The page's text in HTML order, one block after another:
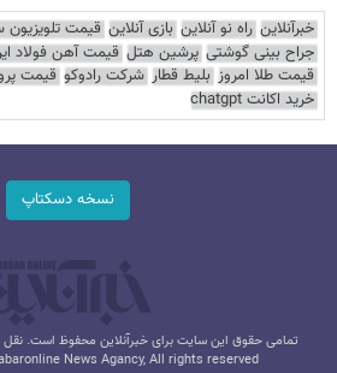
خبرآنلاین راه نو آنلاین بازی آنلاین قیمت تلویزیون
جراح بینی گوشتی پرشین هتل قیمت آهن فولاد
قیمت طلا امروز بلیط قطار شرکت رادوکو قیمت
خرید اکانت chatgpt
نسخه دسکتاپ
تمامی حقوق این سایت برای خبرآنلاین محفوظ است. نقل
News Agancy, All rights reserved